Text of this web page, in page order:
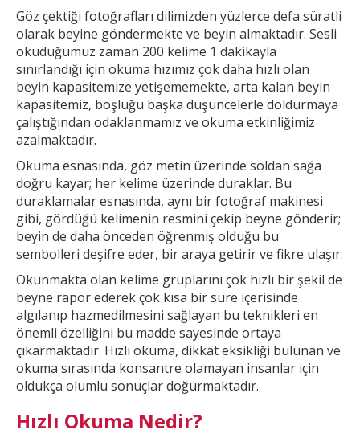
Göz çektiği fotoğrafları dilimizden yüzlerce defa süratli
olarak beyine göndermekte ve beyin almaktadır. Sesli
okuduğumuz zaman 200 kelime 1 dakikayla
sınırlandığı için okuma hızımız çok daha hızlı olan
beyin kapasitemize yetişememekte, arta kalan beyin
kapasitemiz, boşluğu başka düşüncelerle doldurmaya
çalıştığından odaklanmamız ve okuma etkinliğimiz
azalmaktadır.
Okuma esnasında, göz metin üzerinde soldan sağa
doğru kayar; her kelime üzerinde duraklar. Bu
duraklamalar esnasında, aynı bir fotoğraf makinesi
gibi, gördüğü kelimenin resmini çekip beyne gönderir;
beyin de daha önceden öğrenmiş olduğu bu
sembolleri deşifre eder, bir araya getirir ve fikre ulaşır.
Okunmakta olan kelime gruplarını çok hızlı bir şekil de
beyne rapor ederek çok kısa bir süre içerisinde
algılanıp hazmedilmesini sağlayan bu teknikleri en
önemli özelliğini bu madde sayesinde ortaya
çıkarmaktadır. Hızlı okuma, dikkateksikliği bulunan ve
okuma sırasında konsantre olamayan insanlar için
oldukça olumlu sonuçlar doğurmaktadır.
Hızlı Okuma Nedir?